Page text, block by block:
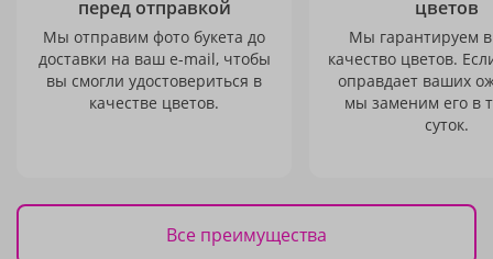
перед отправкой
Мы отправим фото букета до
доставки на ваш e-mail, чтобы
вы смогли удостовериться в
качестве цветов.
цветов
Мы гарантируем
качество цветов.
оправдает ваших
мы заменим его в
суток.
Все преимущества